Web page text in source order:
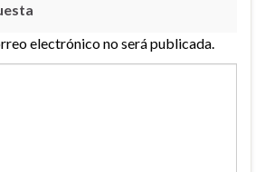
electrónico no será publicada.